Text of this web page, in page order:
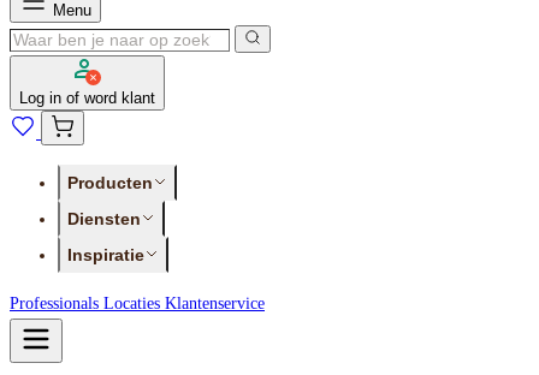
Menu
Log in of word klant
Producten
Diensten
Inspiratie
Professionals Locaties Klantenservice